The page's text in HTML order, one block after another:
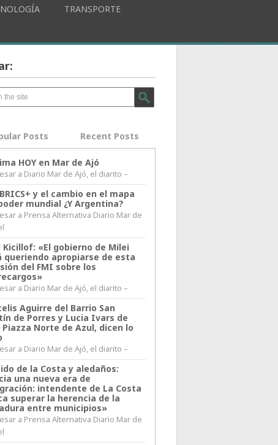
TRANSPORTE
Posts Recent Posts
HOY en Mar de Ajó
a Diario Mar de Ajó, el diarito –
y el cambio en el mapa
mundial ¿Y Argentina?
a Prensa Alternativa Diario Mar de
Kicillof: «El gobierno de Milei
queriendo apropiarse de esta
del FMI sobre los
a Diario Mar de Ajó, el diarito –
Aguirre del Barrio San
de Porres y Lucia Ivars de
Piazza Norte de Azul, dicen lo
a Diario Mar de Ajó, el diarito –
de la Costa y aledaños:
una nueva era de
intendente de La Costa
superar la herencia de la
entre municipios»
a Prensa Alternativa Diario Mar de